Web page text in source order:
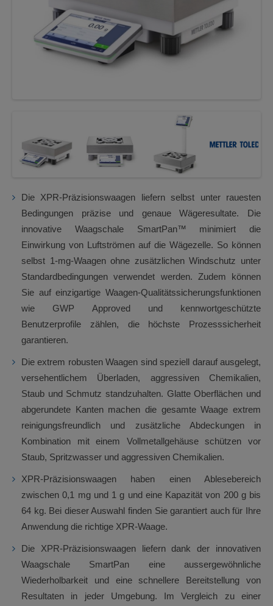
Die XPR-Präzisionswaagen liefern selbst unter rauesten
Bedingungen präzise und genaue Wägeresultate. Die
innovative Waagschale SmartPan™ minimiert die
Einwirkung von Luftströmen auf die Wägezelle. So können
selbst 1-mg-Waagen ohne zusätzlichen Windschutz unter
Standardbedingungen verwendet werden. Zudem können
Sie auf einzigartige Waagen-Qualitätssicherungsfunktionen
wie GWP Approved und kennwortgeschützte
Benutzerprofile zählen, die höchste Prozesssicherheit
garantieren.
Die extrem robusten Waagen sind speziell darauf ausgelegt,
versehentlichem Überladen, aggressiven Chemikalien,
Staub und Schmutz standzuhalten. Glatte Oberflächen und
abgerundete Kanten machen die gesamte Waage extrem
reinigungsfreundlich und zusätzliche Abdeckungen in
Kombination mit einem Vollmetallgehäuse schützen vor
Staub, Spritzwasser und aggressiven Chemikalien.
XPR-Präzisionswaagen haben einen Ablesebereich
zwischen 0,1 mg und 1 g und eine Kapazität von 200 g bis
64 kg. Bei dieser Auswahl finden Sie garantiert auch für Ihre
Anwendung die richtige XPR-Waage.
Die XPR-Präzisionswaagen liefern dank der innovativen
Waagschale SmartPan eine aussergewöhnliche
Wiederholbarkeit und eine schnellere Bereitstellung von
Resultaten in jeder Umgebung. Im Vergleich zu einer